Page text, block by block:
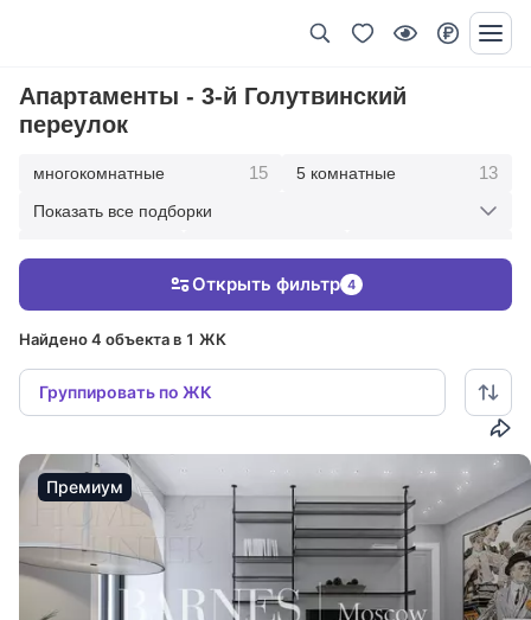
Апартаменты - 3-й Голутвинский
переулок
многокомнатные 15 5 комнатные 13
Показать все подборки
Найдено 4 объекта в 1 ЖК
Группировать по ЖК
Открыть фильтр 4
Премиум